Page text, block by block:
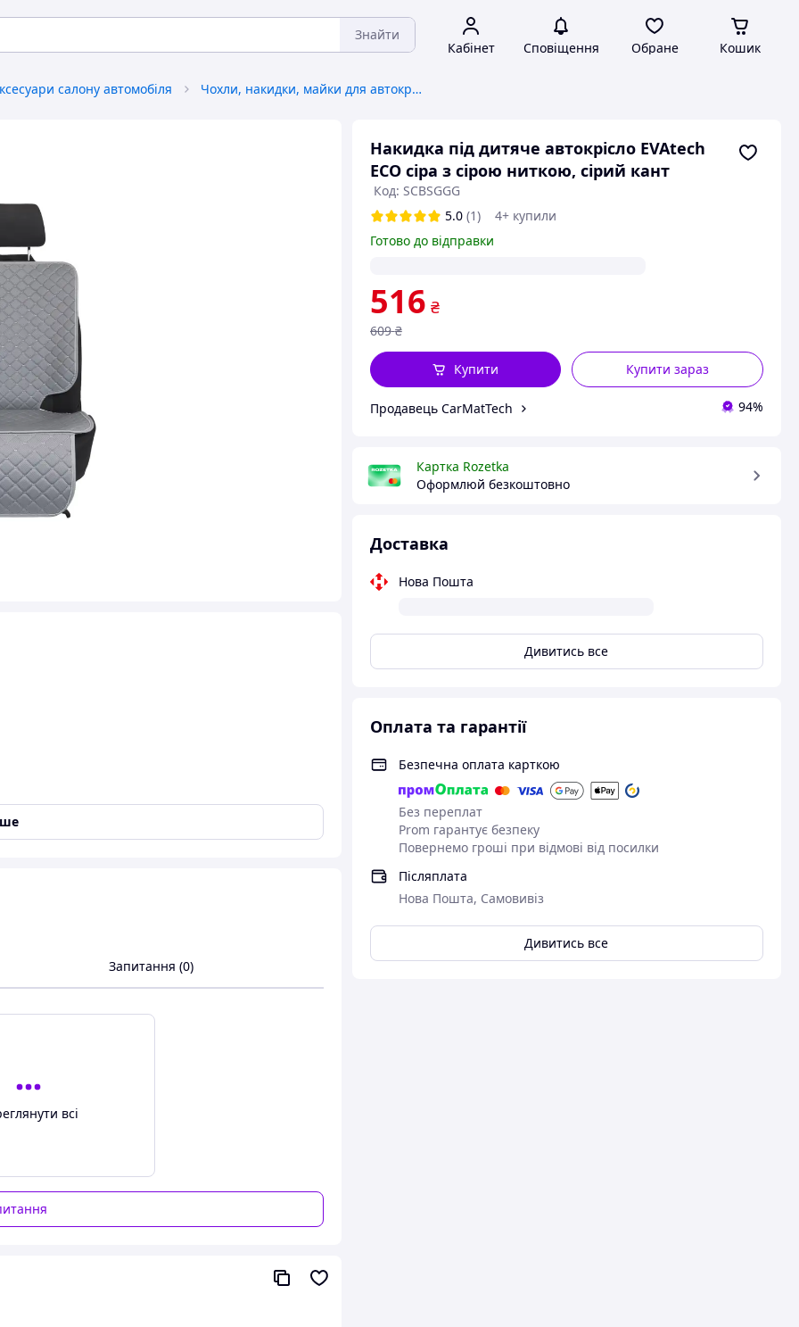
Знайти
Кабінет Сповіщення Обране Кошик
салону автомобіля Чохли, накидки, майки для автокрісел
Накидка під дитяче автокрісло EVAtech
ECO сіра з сірою ниткою, сірий кант
Код: SCBSGGG
5.0 (1)
4+ купили
Готово до відправки
516 ₴
609 ₴
Купити зараз
Купити
Продавець CarMatTech 94%
Картка Rozetka
Оформлюй безкоштовно
Доставка
Нова Пошта
Дивитись все
Оплата та гарантії
Безпечна оплата карткою
Без переплат
Prom гарантує безпеку
Повернемо гроші при відмові від посилки
Післяплата
Нова Пошта, Самовивіз
Дивитись все
запобігаючи можливому
та підвищуючи безпеку маленького
спинкою і сидінням.
її з кріслами, оснащеними системою isofix.
та забруднень, які можуть виникнути
забезпечуєте надійний захист і довговічність
і безпеку дитини під час поїздки.
Запитання (0)
всі